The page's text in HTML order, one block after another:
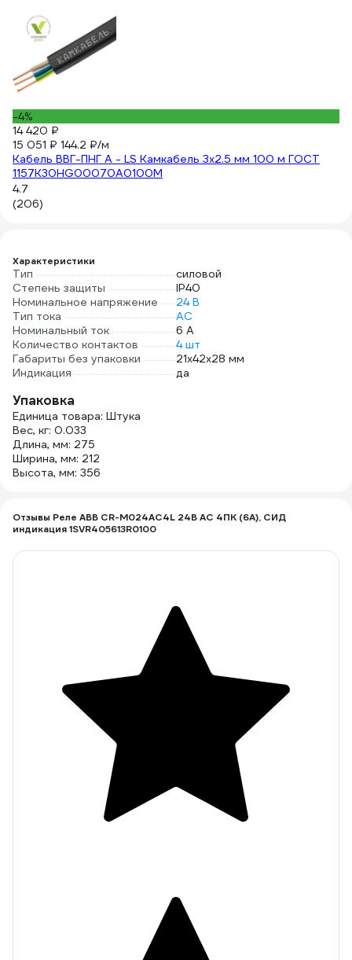
-4%
14 420 ₽
15 051 ₽ 144.2 ₽/м
Кабель ВВГ-ПНГ А - LS Камкабель 3x2.5 мм 100 м ГОСТ
1157К30HG00070А0100М
4.7
(206)
Характеристики
Тип
силовой
Степень защиты
IP40
Номинальное напряжение
24 В
Тип тока
AC
Номинальный ток
6 А
Количество контактов
4 шт
Габариты без упаковки
21х42х28 мм
Индикация
да
Упаковка
Единица товара: Штука
Вес, кг: 0.033
Длина, мм: 275
Ширина, мм: 212
Высота, мм: 356
Отзывы Реле ABB CR-M024AC4L 24B AC 4ПК (6A), СИД
индикация 1SVR405613R0100